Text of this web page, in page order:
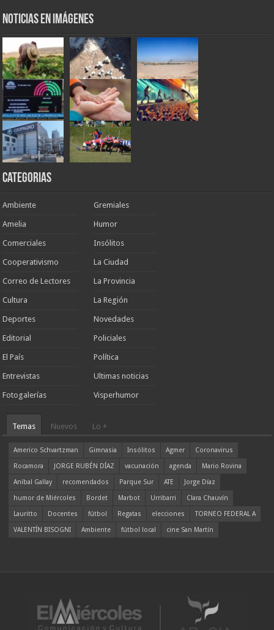
Noticias en Imágenes
Categorias
Ambiente
Amelia
Comerciales
Cooperativismo
Correo de Lectores
Cultura
Deportes
Editorial
El País
Entrevistas
Fotogalerías
Gremiales
Humor
Insólitos
La Ciudad
La Provincia
La Región
Novedades
Policiales
Política
Ultimas noticias
Visperhumor
Temas Nuevos Lo +
Americo Schvartzman Gimnasia Insólitos Agmer
Coronavirus
Rocamora
JORGE RUBÉN DÍAZ vacunación agenda
Mario Rovina
Aníbal Gallay
recomendados Parque Sur ATE
Jorge Díaz
humor de Miércoles
Bordet Marbot Urribarri
Clara Chauvín
Lauritto
Docentes fútbol Regatas elecciones
TORNEO FEDERAL A
VALENTÍN BISOGNI
Ambiente fútbol local cine San Martín